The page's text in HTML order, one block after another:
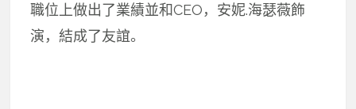
職位上做出了業績並和CEO，安妮.海瑟薇飾
演，結成了友誼。